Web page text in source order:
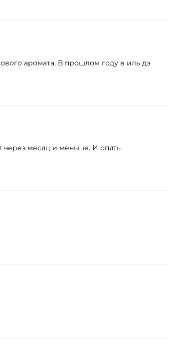
аромата. В прошлом году в иль дэ
через месяц и меньше. И опять